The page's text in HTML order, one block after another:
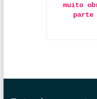
muito
parte